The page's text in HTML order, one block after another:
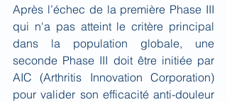
Après l’échec de la première Phase III
qui n'a pas atteint le critère principal
dans la population globale, une
seconde Phase III doit être initiée par
AIC (Arthritis Innovation Corporation)
pour valider son efficacité anti-douleur